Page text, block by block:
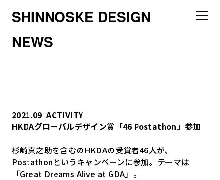
SHINNOSKE DESIGN
NEWS
2021.09 ACTIVITY
HKDAグローバルデザイン賞「46 Postathon」参加
杉崎真之助を含むのHKDAの受賞者46人が、
Postathonというキャンペーンに参加。テーマは
「Great Dreams Alive at GDA」。